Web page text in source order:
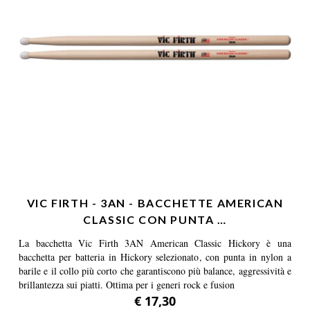
VIC FIRTH - 3AN - BACCHETTE AMERICAN
CLASSIC CON PUNTA …
La bacchetta Vic Firth 3AN American Classic Hickory è una
bacchetta per batteria in Hickory selezionato, con punta in nylon a
barile e il collo più corto che garantiscono più balance, aggressività e
brillantezza sui piatti. Ottima per i generi rock e fusion
€ 17,30